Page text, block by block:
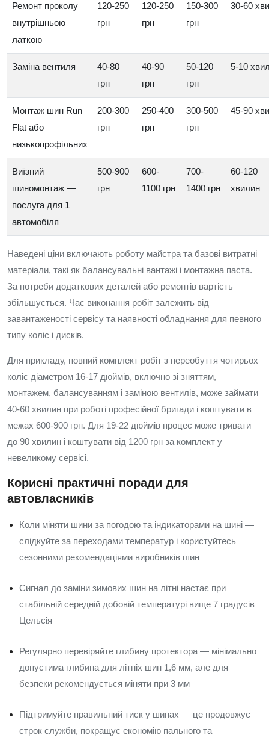
Ремонт проколу
внутрішньою
латкою
120-250
грн
120-250
грн
150-300
грн
30-60
Заміна вентиля
40-80
грн
40-90
грн
50-120
грн
5-10
Монтаж шин Run
Flat або
низькопрофільних
200-300
грн
250-400
грн
300-500
грн
45-90
Виїзний
шиномонтаж —
послуга для 1
автомобіля
500-900
грн
600-
1100 грн
700-
1400 грн
60-120
хвилин
Наведені ціни включають роботу майстра та базові витратні
матеріали, такі як балансувальні вантажі і монтажна паста.
За потреби додаткових деталей або ремонтів вартість
збільшується. Час виконання робіт залежить від
завантаженості сервісу та наявності обладнання для певного
типу коліс і дисків.
Для прикладу, повний комплект робіт з переобуття чотирьох
коліс діаметром 16-17 дюймів, включно зі зняттям,
монтажем, балансуванням і заміною вентилів, може займати
40-60 хвилин при роботі професійної бригади і коштувати в
межах 600-900 грн. Для 19-22 дюймів процес може тривати
до 90 хвилин і коштувати від 1200 грн за комплект у
невеликому сервісі.
Корисні практичні поради для
автовласників
Коли міняти шини за погодою та індикаторами на шині —
слідкуйте за переходами температур і користуйтесь
сезонними рекомендаціями виробників шин
Сигнал до заміни зимових шин на літні настає при
стабільній середній добовій температурі вище 7 градусів
Цельсія
Регулярно перевіряйте глибину протектора — мінімально
допустима глибина для літніх шин 1,6 мм, але для
безпеки рекомендується міняти при 3 мм
Підтримуйте правильний тиск у шинах — це продовжує
строк служби, покращує економію пального та